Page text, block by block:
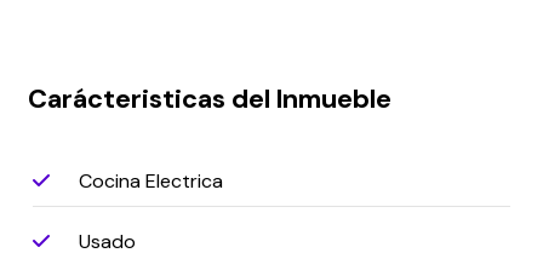
Carácteristicas del Inmueble
Cocina Electrica
Usado